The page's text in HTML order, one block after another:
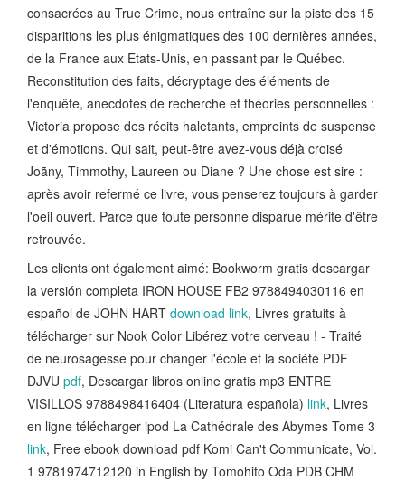
consacrées au True Crime, nous entraîne sur la piste des 15
disparitions les plus énigmatiques des 100 dernières années,
de la France aux Etats-Unis, en passant par le Québec.
Reconstitution des faits, décryptage des éléments de
l'enquête, anecdotes de recherche et théories personnelles :
Victoria propose des récits haletants, empreints de suspense
et d'émotions. Qui sait, peut-être avez-vous déjà croisé
Joãny, Timmothy, Laureen ou Diane ? Une chose est sire :
après avoir refermé ce livre, vous penserez toujours à garder
l'oeil ouvert. Parce que toute personne disparue mérite d'être
retrouvée.
Les clients ont également aimé: Bookworm gratis descargar
la versión completa IRON HOUSE FB2 9788494030116 en
español de JOHN HART download link, Livres gratuits à
télécharger sur Nook Color Libérez votre cerveau ! - Traité
de neurosagesse pour changer l'école et la société PDF
DJVU pdf, Descargar libros online gratis mp3 ENTRE
VISILLOS 9788498416404 (Literatura española) link, Livres
en ligne télécharger ipod La Cathédrale des Abymes Tome 3
link, Free ebook download pdf Komi Can't Communicate, Vol.
1 9781974712120 in English by Tomohito Oda PDB CHM